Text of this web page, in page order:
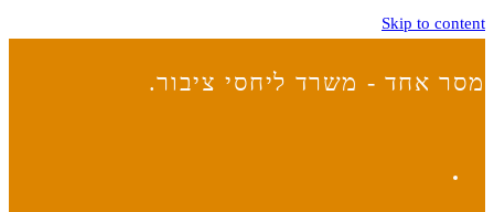
Skip to content
מסר אחד - משרד ליחסי ציבור.